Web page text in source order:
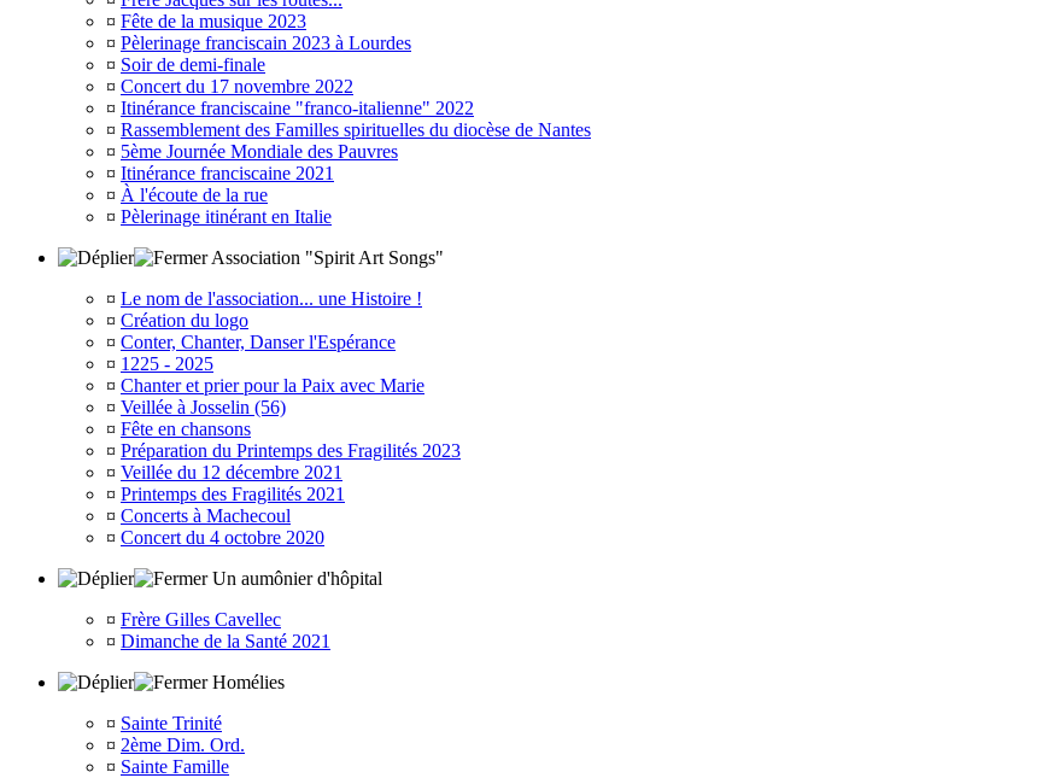
¤ Fête de la musique 2023
¤ Pèlerinage franciscain 2023 à Lourdes
¤ Soir de demi-finale
¤ Concert du 17 novembre 2022
¤ Itinérance franciscaine "franco-italienne" 2022
¤ Rassemblement des Familles spirituelles du diocèse de Nantes
¤ 5ème Journée Mondiale des Pauvres
¤ Itinérance franciscaine 2021
¤ À l'écoute de la rue
¤ Pèlerinage itinérant en Italie
Association "Spirit Art Songs"
¤ Le nom de l'association... une Histoire !
¤ Création du logo
¤ Conter, Chanter, Danser l'Espérance
¤ 1225 - 2025
¤ Chanter et prier pour la Paix avec Marie
¤ Veillée à Josselin (56)
¤ Fête en chansons
¤ Préparation du Printemps des Fragilités 2023
¤ Veillée du 12 décembre 2021
¤ Printemps des Fragilités 2021
¤ Concerts à Machecoul
¤ Concert du 4 octobre 2020
Un aumônier d'hôpital
¤ Frère Gilles Cavellec
¤ Dimanche de la Santé 2021
Homélies
¤ Sainte Trinité
¤ 2ème Dim. Ord.
¤ Sainte Famille